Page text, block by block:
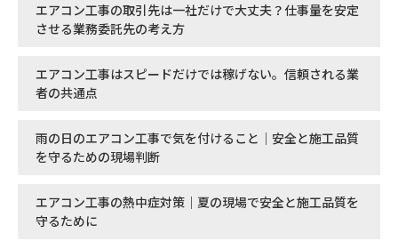
エアコン工事の取引先は一社だけで大丈夫？仕事量を安定
させる業務委託先の考え方
エアコン工事はスピードだけでは稼げない。信頼される業
者の共通点
雨の日のエアコン工事で気を付けること｜安全と施工品質
を守るための現場判断
エアコン工事の熱中症対策｜夏の現場で安全と施工品質を
守るために